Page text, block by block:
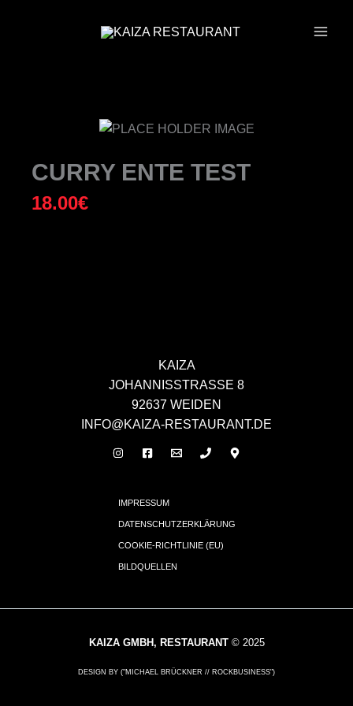
CURRY ENTE TEST
18.00€
KAIZA
JOHANNISSTRASSE 8
92637 WEIDEN
INFO@KAIZA-RESTAURANT.DE
IMPRESSUM
DATENSCHUTZERKLÄRUNG
COOKIE-RICHTLINIE (EU)
BILDQUELLEN
KAIZA GMBH, RESTAURANT© 2025
DESIGN BY ("MICHAEL BRÜCKNER // ROCKBUSINESS")